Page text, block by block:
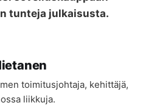
tunteja julkaisusta.
toimitusjohtaja, kehittäjä,
liikkuja.